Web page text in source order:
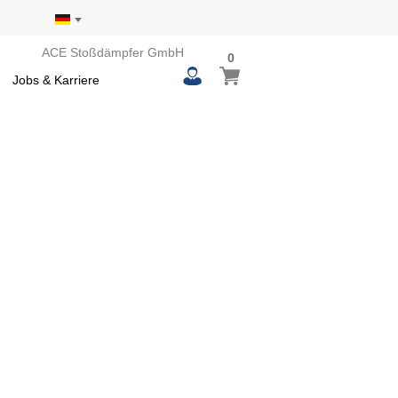
ACE Stoßdämpfer GmbH
Jobs & Karriere
Mein Warenkorb
00
items